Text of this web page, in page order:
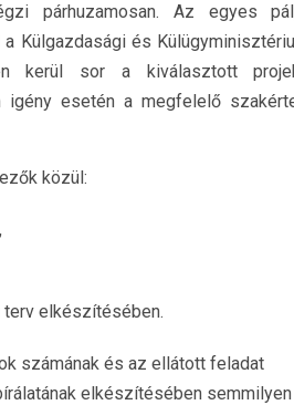
párhuzamosan. Az egyes
Külgazdasági és
kerül sor a kiválasztott
esetén a megfelelő
közül:
elkészítésében.
számának és az ellátott feladat
elkészítésében semmilyen